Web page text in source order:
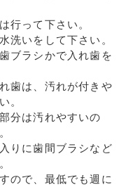
行って下さい。
洗いをして下さい。
ブラシかで入れ歯を
歯は、汚れが付きや
。
分は汚れやすいの
りに歯間ブラシなど
ので、最低でも週に